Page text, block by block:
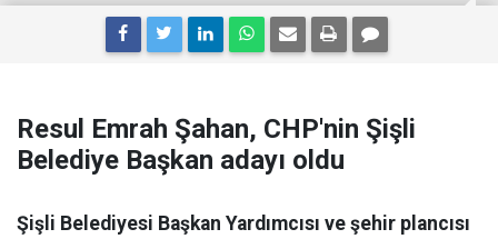
Resul Emrah Şahan, CHP'nin Şişli
Belediye Başkan adayı oldu
Şişli Belediyesi Başkan Yardımcısı ve şehir plancısı